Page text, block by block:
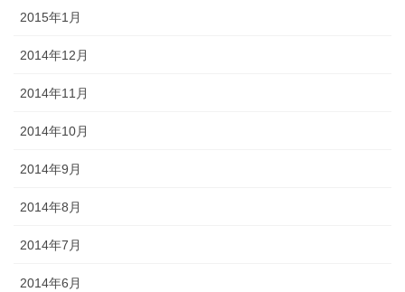
2015年1月
2014年12月
2014年11月
2014年10月
2014年9月
2014年8月
2014年7月
2014年6月